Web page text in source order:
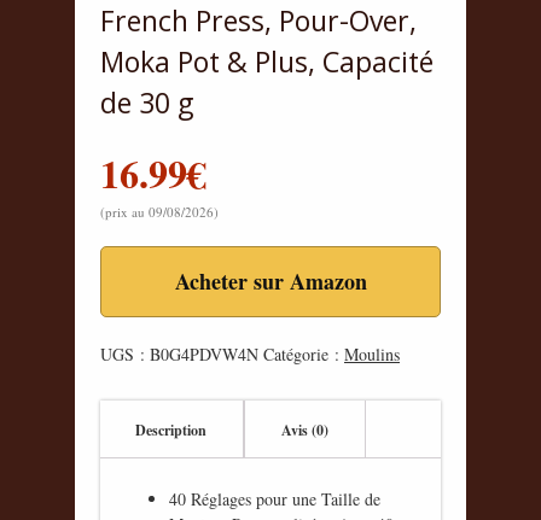
French Press, Pour-Over,
Moka Pot & Plus, Capacité
de 30 g
16.99€
(prix au 09/08/2026)
Acheter sur Amazon
UGS : B0G4PDVW4N Catégorie : Moulins
Description Avis (0)
40 Réglages pour une Taille de